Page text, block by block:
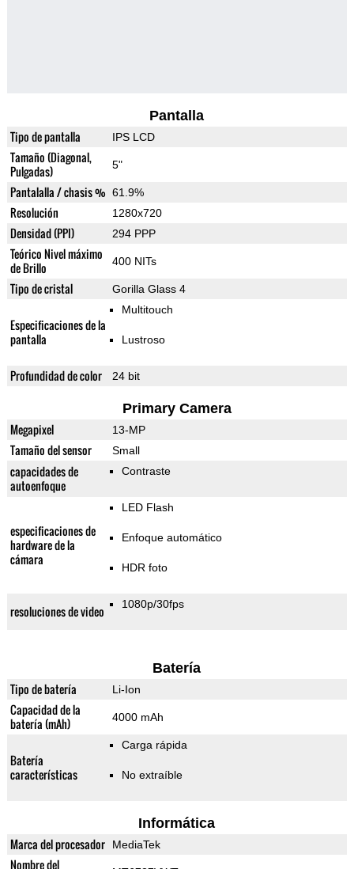
Pantalla
Tipo de pantalla IPS LCD
Tamaño (Diagonal,
Pulgadas)
5"
Pantalalla / chasis % 61.9%
Resolución 1280x720
Densidad (PPI) 294 PPP
Teórico Nivel máximo
de Brillo
400 NITs
Tipo de cristal Gorilla Glass 4
Especificaciones de la
pantalla
Multitouch
Lustroso
Profundidad de color 24 bit
Primary Camera
Megapixel 13-MP
Tamaño del sensor Small
capacidades de
autoenfoque
Contraste
especificaciones de
hardware de la
cámara
LED Flash
Enfoque automático
HDR foto
resoluciones de video 1080p/30fps
Batería
Tipo de batería Li-Ion
Capacidad de la
batería (mAh)
4000 mAh
Batería
características
Carga rápida
No extraíble
Informática
Marca del procesador MediaTek
Nombre del